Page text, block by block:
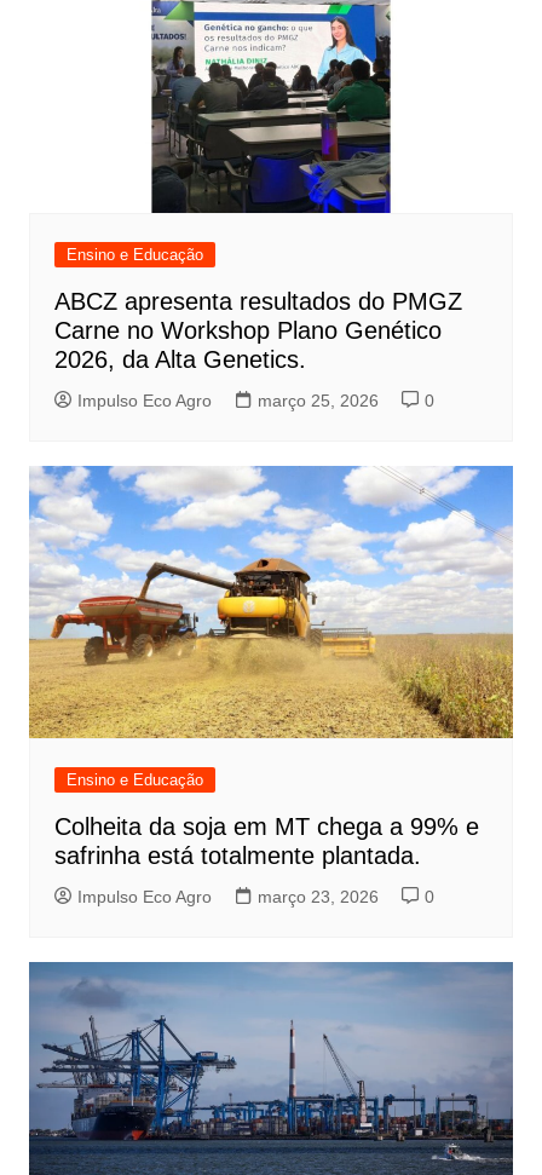
Ensino e Educação
ABCZ apresenta resultados do PMGZ
Carne no Workshop Plano Genético
2026, da Alta Genetics.
Impulso Eco Agro março 25, 2026 0
Ensino e Educação
Colheita da soja em MT chega a 99% e
safrinha está totalmente plantada.
Impulso Eco Agro março 23, 2026 0